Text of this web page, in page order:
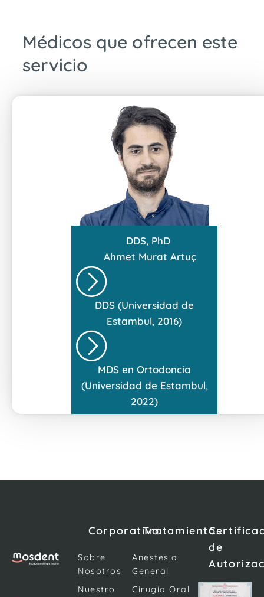
Médicos que ofrecen este
servicio
DDS, PhD
Ahmet Murat Artuç
DDS (Universidad de
Estambul, 2016)
MDS en Ortodoncia
(Universidad de Estambul,
2022)
Corporativo
Sobre
Nosotros
Nuestro
Tratamientos
Anestesia
General
Cirugía Oral
de